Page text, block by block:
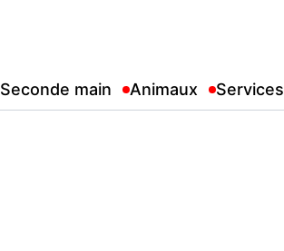
Seconde main Animaux Services